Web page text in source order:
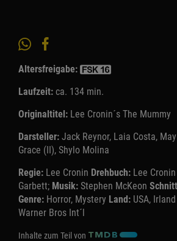
Altersfreigabe:
Laufzeit: ca. 134 min.
Originaltitel: Lee Cronin´s The Mummy
Darsteller: Jack Reynor, Laia Costa,
Grace (II), Shylo Molina
Regie: Lee Cronin Drehbuch: Lee Cronin
Garbett; Musik: Stephen McKeon
Genre: Horror, Mystery Land: USA,
Warner Bros Int´l
Inhalte zum Teil von